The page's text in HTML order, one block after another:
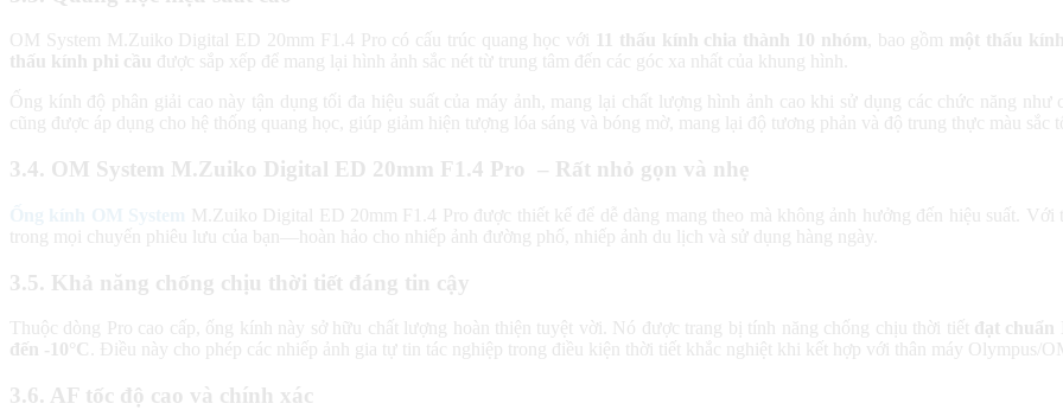
OM System M.Zuiko Digital ED 20mm F1.4 Pro có cấu trúc quang học với 11 thấu kính chia thành 10 nhóm, bao gồm một thấu
thấu kính phi cầu được sắp xếp để mang lại hình ảnh sắc nét từ trung tâm đến các góc xa nhất của khung hình.
Ống kính độ phân giải cao này tận dụng tối đa hiệu suất của máy ảnh, mang lại chất lượng hình ảnh cao khi sử dụng các chức năng như
cũng được áp dụng cho hệ thống quang học, giúp giảm hiện tượng lóa sáng và bóng mờ, mang lại độ tương phản và độ trung thực màu sắc
3.4. OM System M.Zuiko Digital ED 20mm F1.4 Pro – Rất nhỏ gọn và nhẹ
M.Zuiko Digital ED 20mm F1.4 Pro được thiết kế để dễ dàng mang theo mà không ảnh hưởng đến hiệu suất. Với
trong mọi chuyến phiêu lưu của bạn—hoàn hảo cho nhiếp ảnh đường phố, nhiếp ảnh du lịch và sử dụng hàng ngày.
3.5. Khả năng chống chịu thời tiết đáng tin cậy
Thuộc dòng Pro cao cấp, ống kính này sở hữu chất lượng hoàn thiện tuyệt vời. Nó được trang bị tính năng chống chịu thời tiết đạt chuẩn
đến -10°C
. Điều này cho phép các nhiếp ảnh gia tự tin tác nghiệp trong điều kiện thời tiết khắc nghiệt khi kết hợp với thân máy Olympus/
3.6. AF tốc độ cao và chính xác